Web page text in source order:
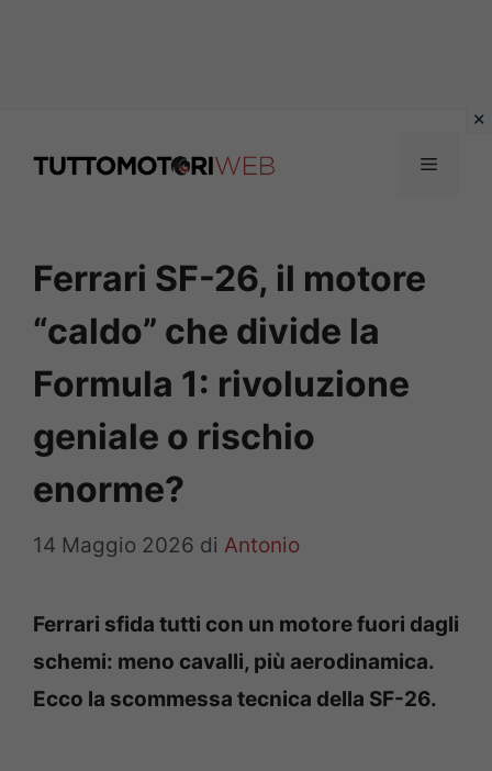
Menu
Ferrari SF-26, il motore
“caldo” che divide la
Formula 1: rivoluzione
geniale o rischio
enorme?
14 Maggio 2026 di Antonio
Ferrari sfida tutti con un motore fuori dagli
schemi: meno cavalli, più aerodinamica.
Ecco la scommessa tecnica della SF-26.